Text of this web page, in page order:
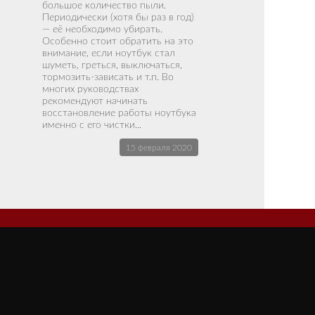
большое количество пыли.
Периодически (хотя бы раз в год)
— её необходимо убирать.
Особенно стоит обратить на это
внимание, если ноутбук стал
шуметь, греться, выключаться,
тормозить-зависать и т.п. Во
многих руководствах
рекомендуют начинать
восстановление работы ноутбука
именно с его чистки...
15 февраля 2020